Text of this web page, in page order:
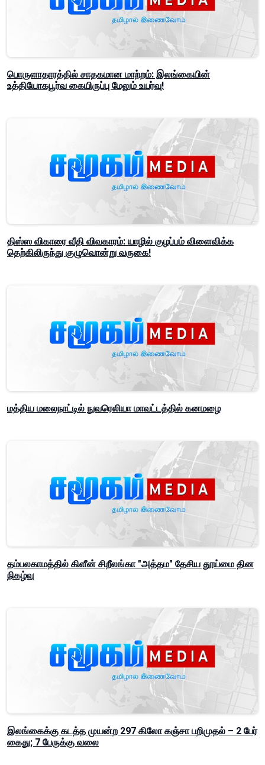
பொருளாதாரத்தில் சாதகமான மாற்றம்: இலங்கையின்
உத்தியோகபூர்வ கையிருப்பு மேலும் உயர்வு!
திஸ்ஸ விகாரை வீதி விவகாரம்: யாழில் குழப்பம் விளைவிக்க
தெற்கிலிருந்து குழுவொன்று வருகை!
மத்திய மலைநாட்டில் நுவரெலியா மாவட்டத்தில் கனமழை
தம்பலகாமத்தில் கிளீன் சிறீலங்கா "அத்தம" தேசிய தூய்மை தின
நிகழ்வு
இலங்கைக்கு கடத்த முயன்ற 297 கிலோ கஞ்சா பறிமுதல் – 2 பேர்
கைது; 7 பேருக்கு வலை